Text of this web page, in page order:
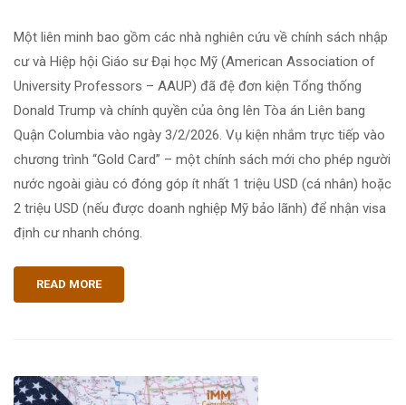
Một liên minh bao gồm các nhà nghiên cứu về chính sách nhập
cư và Hiệp hội Giáo sư Đại học Mỹ (American Association of
University Professors – AAUP) đã đệ đơn kiện Tổng thống
Donald Trump và chính quyền của ông lên Tòa án Liên bang
Quận Columbia vào ngày 3/2/2026. Vụ kiện nhắm trực tiếp vào
chương trình “Gold Card” – một chính sách mới cho phép người
nước ngoài giàu có đóng góp ít nhất 1 triệu USD (cá nhân) hoặc
2 triệu USD (nếu được doanh nghiệp Mỹ bảo lãnh) để nhận visa
định cư nhanh chóng.
READ MORE